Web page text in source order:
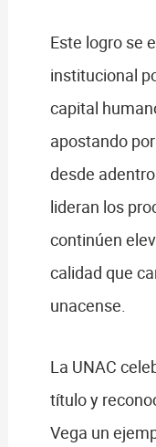
Este logro se
institucional
capital
apostando
desde
lideran los
continúen
calidad que
unacense.
La UNAC
título y
Vega un